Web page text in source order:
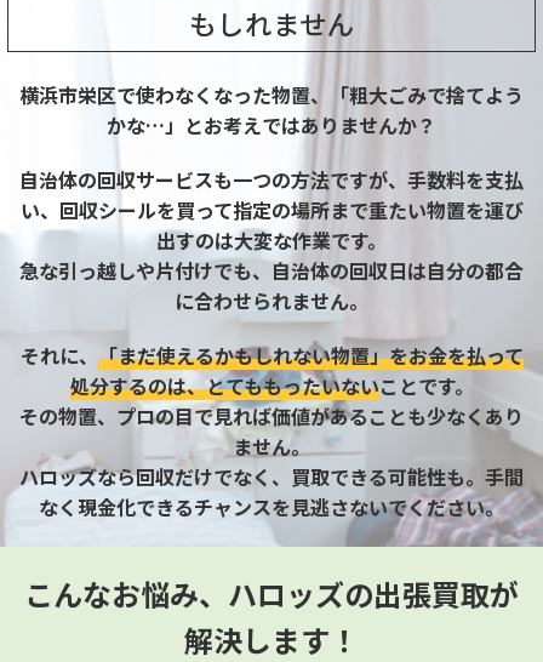
もしれません
横浜市栄区で使わなくなった物置、「粗大ごみで捨てよう
かな…」とお考えではありませんか？
自治体の回収サービスも一つの方法ですが、手数料を支払
い、回収シールを買って指定の場所まで重たい物置を運び
出すのは大変な作業です。
急な引っ越しや片付けでも、自治体の回収日は自分の都合
に合わせられません。
それに、 「まだ使えるかもしれない物置」をお金を払って
処分するのは、とてももったいないことです。
その物置、プロの目で見れば価値があることも少なくあり
ません。
ハロッズなら回収だけでなく、買取できる可能性も。手間
なく現金化できるチャンスを見逃さないでください。
こんなお悩み、ハロッズの出張買取が
解決します！